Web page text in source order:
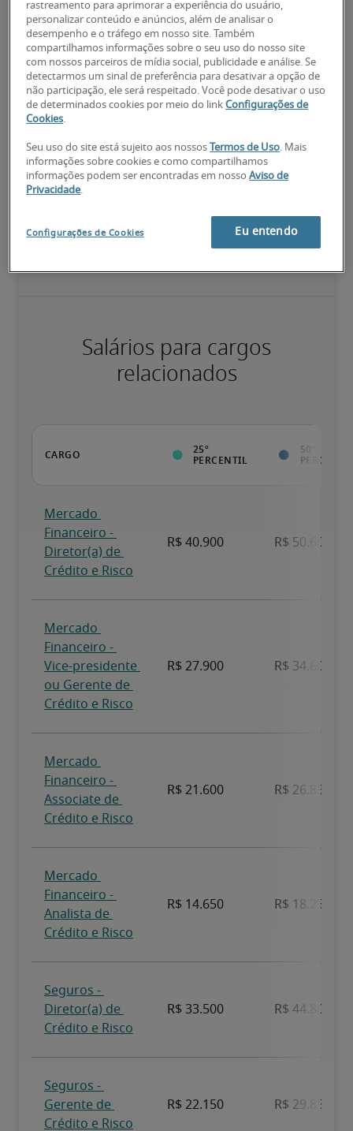
Tem experiência para desempenhar responsabilidades principais
de forma consistente, sem supervisão direta; pessoa
familiarizada com processos e assuntos relacionados ao cargo.
tarefas normais; possui qualificações diferenciadas, além de
especializações e certificações; pessoa pronta para avançar.
Salários para cargos
relacionados
rastreamento para aprimorar a experiência do usuário,
personalizar conteúdo e anúncios, além de analisar o
desempenho e o tráfego em nosso site. Também
compartilhamos informações sobre o seu uso do nosso site
com nossos parceiros de mídia social, publicidade e análise. Se
detectarmos um sinal de preferência para desativar a opção de
não participação, ele será respeitado. Você pode desativar o uso
de determinados cookies por meio do linkConfigurações de
Cookies.
Seu uso do site está sujeito aos nossos Termos de Uso. Mais
informações sobre cookies e como compartilhamos
informações podem ser encontradas em nossoAviso de
Privacidade.
Configurações de Cookies Eu entendo